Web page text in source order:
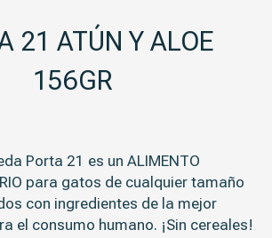
21 ATÚN Y ALOE
156GR
Porta 21 es un ALIMENTO
para gatos de cualquier tamaño
con ingredientes de la mejor
el consumo humano. ¡Sin cereales!